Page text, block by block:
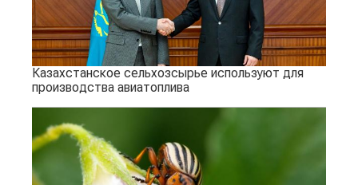
Казахстанское сельхозсырье используют для
производства авиатоплива